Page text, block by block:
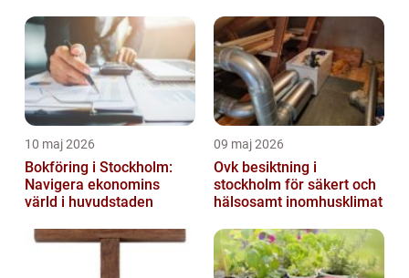
10 maj 2026
Bokföring i Stockholm:
Navigera ekonomins
värld i huvudstaden
09 maj 2026
Ovk besiktning i
stockholm för säkert och
hälsosamt inomhusklimat